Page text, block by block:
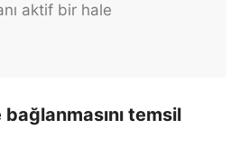
aktif bir hale
bağlanmasını temsil